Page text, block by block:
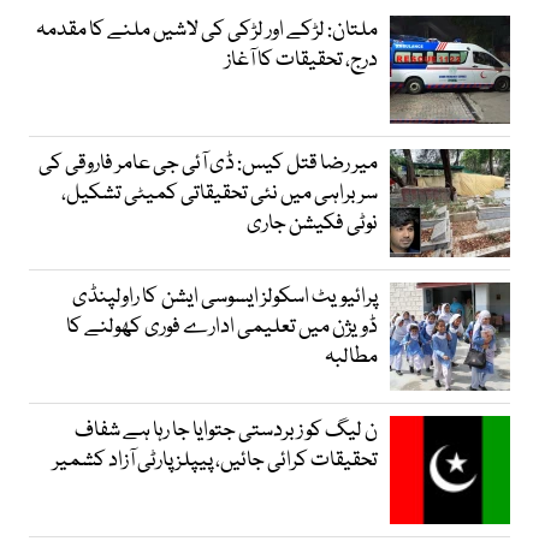
ملتان: لڑکے اور لڑکی کی لاشیں ملنے کا مقدمہ
درج، تحقیقات کا آغاز
میر رضا قتل کیس: ڈی آئی جی عامر فاروقی کی
سربراہی میں نئی تحقیقاتی کمیٹی تشکیل،
نوٹی فکیشن جاری
پرائیویٹ اسکولز ایسوسی ایشن کا راولپنڈی
ڈویژن میں تعلیمی ادارے فوری کھولنے کا
مطالبہ
ن لیگ کو زبردستی جتوایا جا رہا ہے شفاف
تحقیقات کرائی جائیں، پیپلز پارٹی آزاد کشمیر